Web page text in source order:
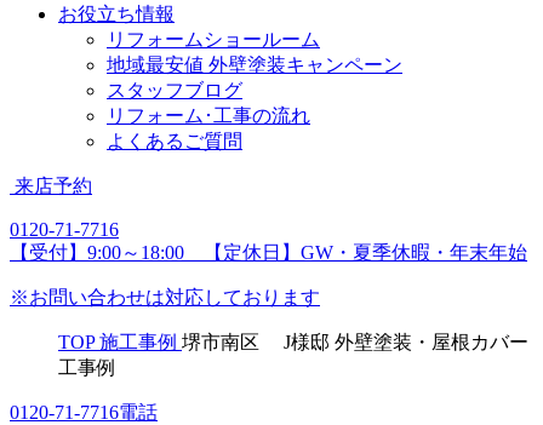
お役立ち情報
リフォームショールーム
地域最安値 外壁塗装キャンペーン
スタッフブログ
リフォーム･工事の流れ
よくあるご質問
来店予約
0120-71-7716
【受付】9:00～18:00 【定休日】GW・夏季休暇・年末年始
※お問い合わせは対応しております
TOP 施工事例 堺市南区 J様邸 外壁塗装・屋根カバー
工事例
0120-71-7716電話